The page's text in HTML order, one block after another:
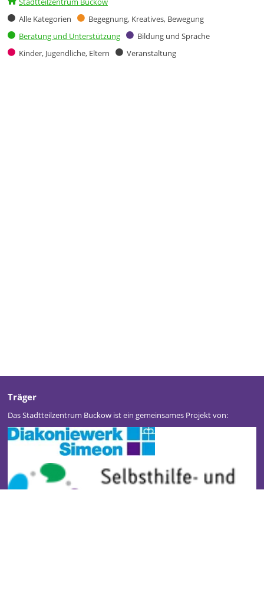
Alle Kategorien
Begegnung, Kreatives, Bewegung
Beratung und Unterstützung
Bildung und Sprache
Kinder, Jugendliche, Eltern
Veranstaltung
Träger
Das Stadtteilzentrum Buckow ist ein gemeinsames Projekt von: